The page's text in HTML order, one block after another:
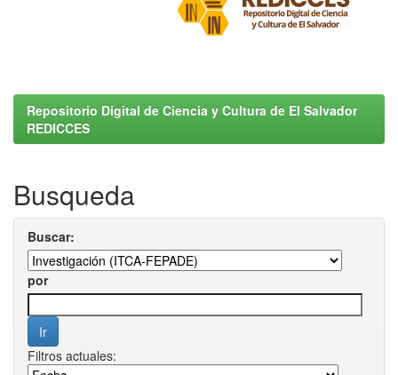
Repositorio Digital de Ciencia y Cultura de El Salvador
REDICCES
Busqueda
Buscar:
por
Filtros actuales: